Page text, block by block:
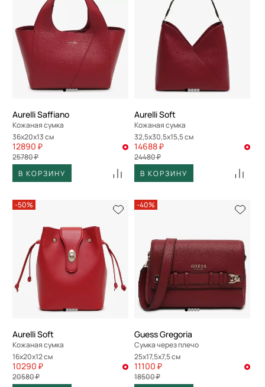
Aurelli Saffiano
Кожаная сумка
36x20x13 см
12890 ₽
25780 ₽
В КОРЗИНУ
Aurelli Soft
Кожаная сумка
32,5x30,5x15,5 см
14688 ₽
24480 ₽
В КОРЗИНУ
-50%
Aurelli Soft
Кожаная сумка
16x20x12 см
10290 ₽
20580 ₽
-40%
Guess Gregoria
Сумка через плечо
25x17,5x7,5 см
11100 ₽
18500 ₽